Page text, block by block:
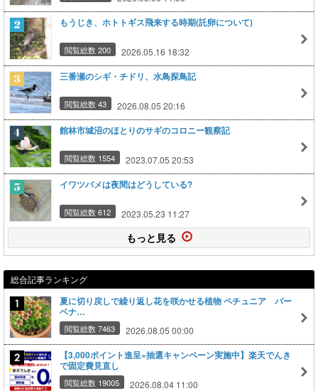
もうじき、ホトトギス飛来する時期(託卵について)
閲覧総数 200 2026.05.16 18:32
三番瀬のシギ・チドリ、水鳥探鳥記
閲覧総数 43 2026.08.05 20:16
館林市城沼のほとりのサギのコロニー観察記
閲覧総数 1554 2023.07.05 20:53
イワツバメは夜間はどうしている?
閲覧総数 612 2023.05.23 11:27
もっと見る
総合記事ランキング
夏に切り戻しで繰り返し花を咲かせる植物 ペチュニア バー
ベナ…
閲覧総数 7463 2026.08.05 00:00
【3,000ポイント進呈×抽選キャンペーン実施中】楽天でんき
で固定費見直し
閲覧総数 19005 2026.08.04 11:00